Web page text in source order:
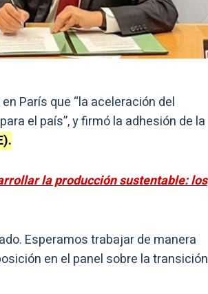
París que “la aceleración del
el país”, y firmó la adhesión de la
la producción sustentable: los
Esperamos trabajar de manera
en el panel sobre la transición